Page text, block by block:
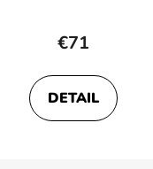
€71
DETAIL